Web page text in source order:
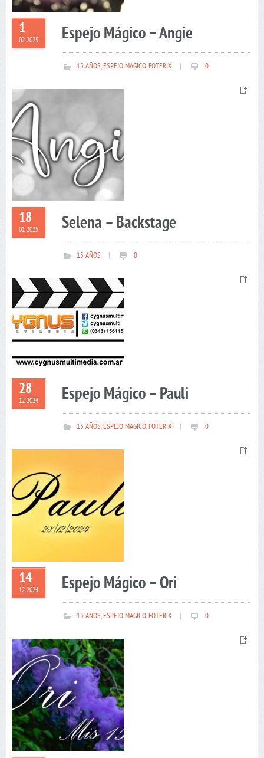
1
02 2025 Espejo Mágico – Angie
15 AÑOS,ESPEJO MAGICO,FOTERIX 0
18
01 2025 Selena – Backstage
15 AÑOS 0
28
12 2024 Espejo Mágico – Pauli
15 AÑOS,ESPEJO MAGICO,FOTERIX 0
14
12 2024 Espejo Mágico – Ori
15 AÑOS,ESPEJO MAGICO,FOTERIX 0